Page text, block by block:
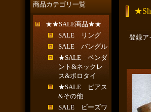
商品カテゴリ一覧
★★SALE商品★★
SALE リング
SALE バングル
★SALE ペンダ
ント&ネックレ
ス&ボロタイ
★SALE ピアス
&その他
SALE ビーズワ
登録ア